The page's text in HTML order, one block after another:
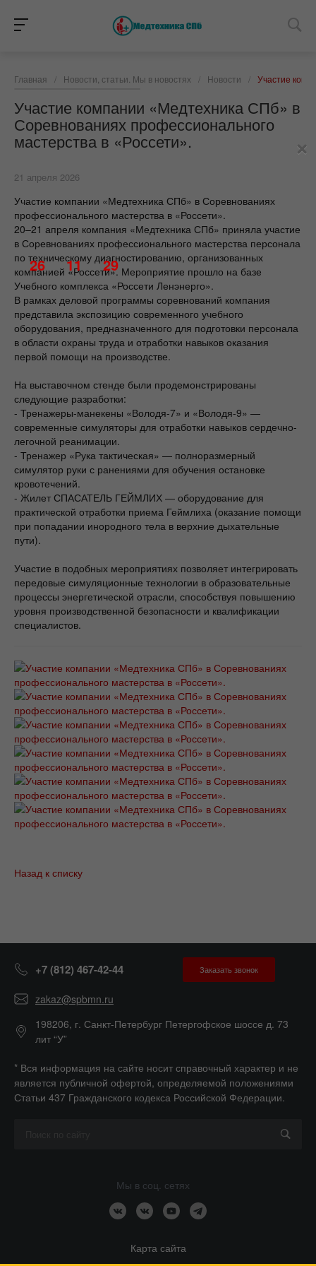
Главная / Новости, статьи. Мы в новостях / Новости / Участие
Участие компании «Медтехника СПб» в
Соревнованиях профессионального
мастерства в «Россети».
21 апреля 2026
Участие компании «Медтехника СПб» в Соревнованиях
профессионального мастерства в «Россети».
20–21 апреля компания «Медтехника СПб» приняла участие
в Соревнованиях профессионального мастерства персонала
по техническому диагностированию, организованных
компанией «Россети». Мероприятие прошло на базе
Учебного комплекса «Россети Ленэнерго».
В рамках деловой программы соревнований компания
представила экспозицию современного учебного
оборудования, предназначенного для подготовки персонала
в области охраны труда и отработки навыков оказания
первой помощи на производстве.
На выставочном стенде были продемонстрированы
следующие разработки:
- Тренажеры-манекены «Володя-7» и «Володя-9» —
современные симуляторы для отработки навыков сердечно-
легочной реанимации.
- Тренажер «Рука тактическая» — полноразмерный
симулятор руки с ранениями для обучения остановке
кровотечений.
- Жилет СПАСАТЕЛЬ ГЕЙМЛИХ — оборудование для
практической отработки приема Геймлиха (оказание помощи
при попадании инородного тела в верхние дыхательные
пути).
Участие в подобных мероприятиях позволяет интегрировать
передовые симуляционные технологии в образовательные
процессы энергетической отрасли, способствуя повышению
уровня производственной безопасности и квалификации
специалистов.
Назад к списку
+7 (812) 467-42-44 Заказать звонок
zakaz@spbmn.ru
198206, г. Санкт-Петербург Петергофское шоссе д. 73
лит “У”
* Вся информация на сайте носит справочный характер и не
является публичной офертой, определяемой положениями
Статьи 437 Гражданского кодекса Российской Федерации.
Мы в соц. сетях
Карта сайта
×
26 11 29